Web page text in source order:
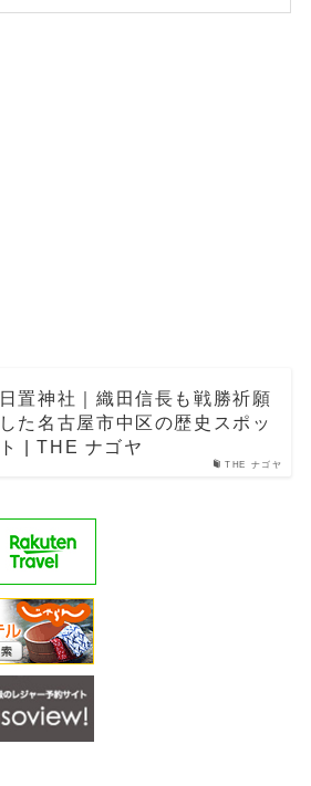
THE ナゴヤ
日置神社｜織田信長も戦勝祈願
した名古屋市中区の歴史スポッ
ト | THE ナゴヤ